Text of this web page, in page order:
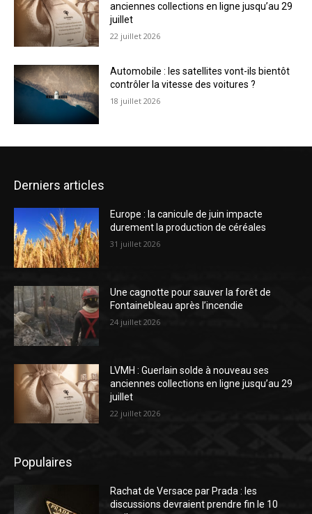
anciennes collections en ligne jusqu’au 29
juillet
22 juillet 2026
Automobile : les satellites vont-ils bientôt
contrôler la vitesse des voitures ?
18 juillet 2026
Derniers articles
Europe : la canicule de juin impacte
durement la production de céréales
31 juillet 2026
Une cagnotte pour sauver la forêt de
Fontainebleau après l’incendie
24 juillet 2026
LVMH : Guerlain solde à nouveau ses
anciennes collections en ligne jusqu’au 29
juillet
22 juillet 2026
Populaires
Rachat de Versace par Prada : les
discussions devraient prendre fin le 10